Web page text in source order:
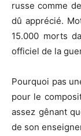
russe comme
dû apprécié.
15.000 morts
officiel de la
Pourquoi pas
pour le
assez gênant
de son